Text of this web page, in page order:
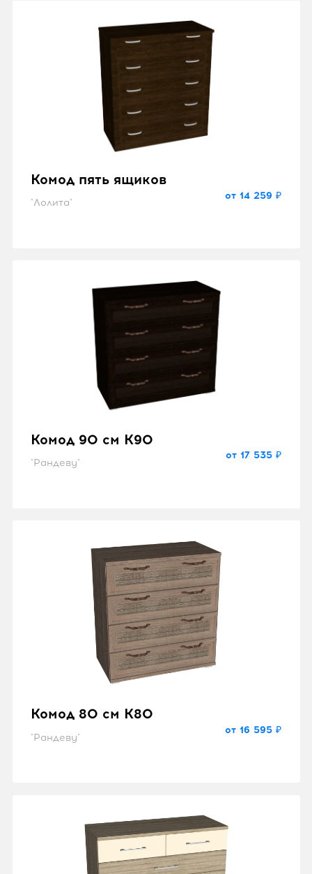
Комод пять ящиков
"Лолита"
от 14 259 ₽
Комод 90 см K90
"Рандеву"
от 17 535 ₽
Комод 80 см K80
"Рандеву"
от 16 595 ₽